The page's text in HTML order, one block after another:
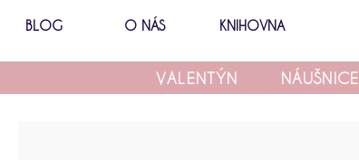
BLOG O NÁS KNIHOVNA
VALENTÝN NÁUŠNICE